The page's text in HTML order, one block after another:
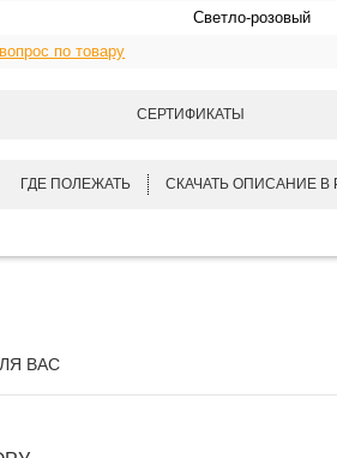
Светло-розовый
по товару
СЕРТИФИКАТЫ
ГДЕ ПОЛЕЖАТЬ СКАЧАТЬ ОПИСАНИЕ В
ВАС